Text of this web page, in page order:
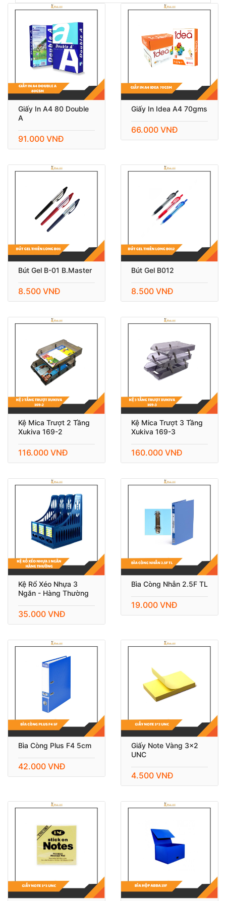
Giấy In A4 80 Double
A
91.000 VNĐ
Giấy In Idea A4 70gms
66.000 VNĐ
Bút Gel B-01 B.Master
8.500 VNĐ
Bút Gel B012
8.500 VNĐ
Kệ Mica Trượt 2 Tầng
Xukiva 169-2
116.000 VNĐ
Kệ Mica Trượt 3 Tầng
Xukiva 169-3
160.000 VNĐ
Kệ Rổ Xéo Nhựa 3
Ngăn - Hàng Thường
35.000 VNĐ
Bìa Còng Nhẫn 2.5F TL
19.000 VNĐ
Bìa Còng Plus F4 5cm
42.000 VNĐ
Giấy Note Vàng 3x2
UNC
4.500 VNĐ